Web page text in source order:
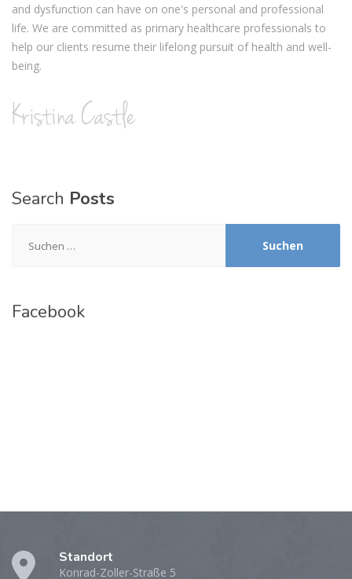
and dysfunction can have on one's personal and professional
life. We are committed as primary healthcare professionals to
help our clients resume their lifelong pursuit of health and well-
being.
Search Posts
nach:
Facebook
Standort
Konrad-Zoller-Straße 5